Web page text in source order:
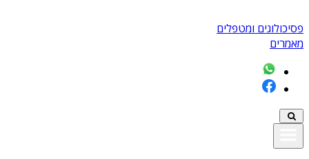
פסיכולוגים ומטפלים
מאמרים